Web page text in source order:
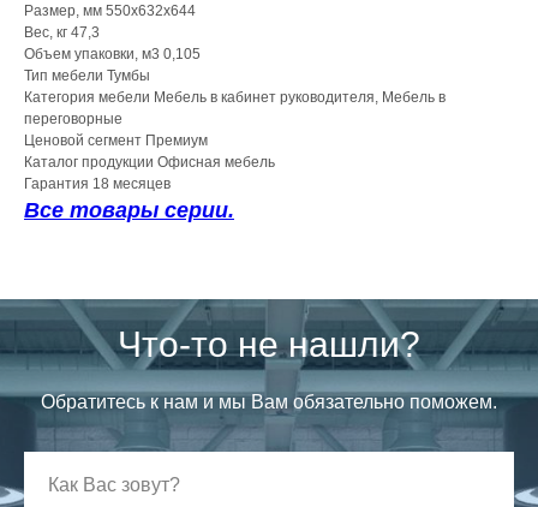
Размер, мм 550х632х644
Вес, кг 47,3
Объем упаковки, м3 0,105
Тип мебели Тумбы
Категория мебели Мебель в кабинет руководителя, Мебель в
переговорные
Ценовой сегмент Премиум
Каталог продукции Офисная мебель
Гарантия 18 месяцев
Все товары серии.
Что-то не нашли?
Обратитесь к нам и мы Вам обязательно поможем.